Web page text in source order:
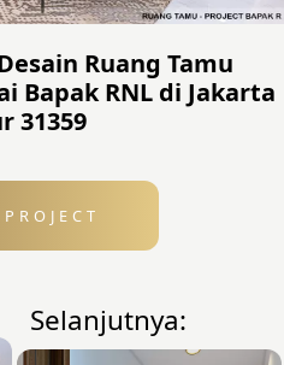
Ruang Tamu
Bapak RNL di Jakarta
31359
Selanjutnya: